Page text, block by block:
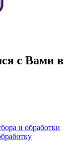
с Вами в
и обработки